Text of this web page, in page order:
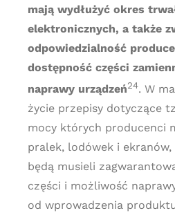
mają wydłużyć okres
elektronicznych, a także
odpowiedzialność
dostępność części
naprawy urządzeń24. W
życie przepisy dotyczące
mocy których producenci
pralek, lodówek i
będą musieli
części i możliwość
od wprowadzenia